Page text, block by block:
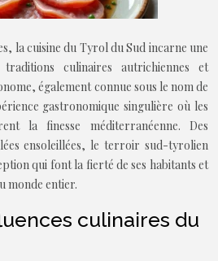
la cuisine du Tyrol du Sud incarne une
culinaires autrichiennes et
également connue sous le nom de
gastronomique singulière où les
la finesse méditerranéenne. Des
ensoleillées, le terroir sud-tyrolien
qui font la fierté de ses habitants et
monde entier.
culinaires du